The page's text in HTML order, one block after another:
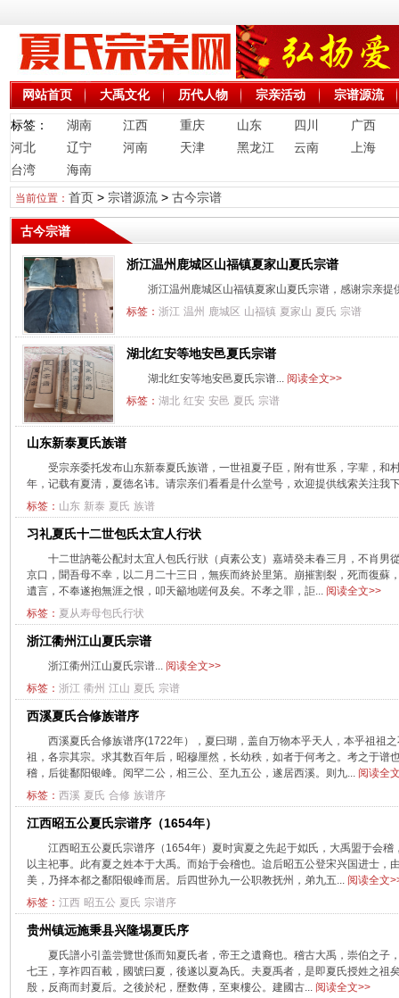
网站首页 大禹文化 历代人物 宗亲活动 宗谱源流
标签： 湖南 江西 重庆 山东 四川
广西
河北
辽宁 河南 天津 黑龙江 云南
上海
台湾
海南
当前位置： 首页> 宗谱源流> 古今宗谱
古今宗谱
浙江温州鹿城区山福镇夏家山夏氏宗谱
浙江温州鹿城区山福镇夏家山夏氏宗谱，感谢宗亲提
标签： 浙江 温州 鹿城区 山福镇 夏家山 夏氏 宗谱
湖北红安等地安邑夏氏宗谱
湖北红安等地安邑夏氏宗谱... 阅读全文>>
标签： 湖北 红安 安邑 夏氏 宗谱
山东新泰夏氏族谱
受宗亲委托发布山东新泰夏氏族谱，一世祖夏子臣，附有世系，字辈，和
年，记载有夏清，夏德名讳。请宗亲们看看是什么堂号，欢迎提供线索关注我
标签： 山东 新泰 夏氏 族谱
习礼夏氏十二世包氏太宜人行状
十二世訥菴公配封太宜人包氏行狀（貞素公支）嘉靖癸未春三月，不肖男
京口，聞吾母不幸，以二月二十三日，無疾而終於里第。崩摧割裂，死而復蘇
遺言，不奉遂抱無涯之恨，叩天籲地嗟何及矣。不孝之罪，詎... 阅读全文>>
标签： 夏从寿母包氏行状
浙江衢州江山夏氏宗谱
浙江衢州江山夏氏宗谱... 阅读全文>>
标签： 浙江 衢州 江山 夏氏 宗谱
西溪夏氏合修族谱序
西溪夏氏合修族谱序(1722年），夏曰瑚，盖自万物本乎天人，本乎祖祖
祖，各宗其宗。求其数百年后，昭穆厘然，长幼秩，如者于何考之。考之于谱
稽，后徙鄱阳银峰。阅罕二公，相三公、至九五公，遂居西溪。则九... 阅读全
标签： 西溪 夏氏 合修 族谱序
江西昭五公夏氏宗谱序（1654年）
江西昭五公夏氏宗谱序（1654年）夏时寅夏之先起于姒氏，大禹盟于会
以主祀事。此有夏之姓本于大禹。而始于会稽也。迨后昭五公登宋兴国进士，
美，乃择本都之鄱阳银峰而居。后四世孙九一公职教抚州，弟九五... 阅读全文
标签： 江西 昭五公 夏氏 宗谱序
贵州镇远施秉县兴隆埸夏氏序
夏氏譜小引盖尝覽世係而知夏氏者，帝王之遺裔也。稽古大禹，崇伯之子
七王，享祚四百載，國號曰夏，後遂以夏為氏。夫夏禹者，是即夏氏授姓之祖
殷，反商而封夏后。之後於杞，歷数傳，至東樓公。建國古... 阅读全文>>